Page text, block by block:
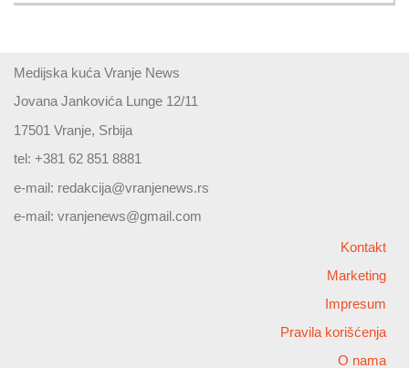
Medijska kuća Vranje News
Jovana Jankovića Lunge 12/11
17501 Vranje, Srbija
tel: +381 62 851 8881
e-mail: redakcija@vranjenews.rs
e-mail: vranjenews@gmail.com
Kontakt
Marketing
Impresum
Pravila korišćenja
O nama